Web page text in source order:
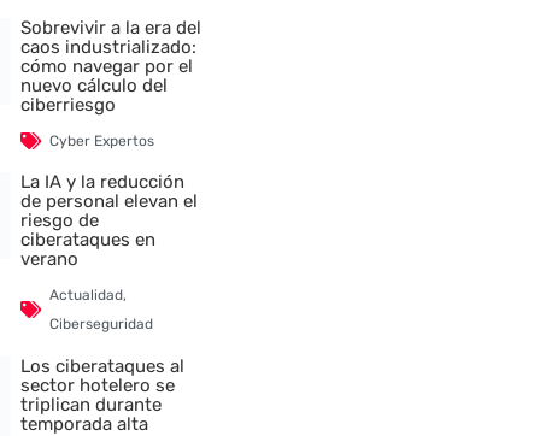
Sobrevivir a la era del
caos industrializado:
cómo navegar por el
nuevo cálculo del
ciberriesgo
Cyber Expertos
La IA y la reducción
de personal elevan el
riesgo de
ciberataques en
verano
Actualidad,
Ciberseguridad
Los ciberataques al
sector hotelero se
triplican durante
temporada alta